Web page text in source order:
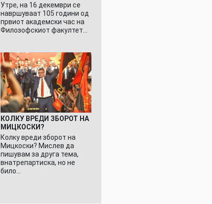
Утре, на 16 декември се
навршуваат 105 години од
првиот академски час на
Филозофскиот факултет…
КОЛКУ ВРЕДИ ЗБОРОТ НА
МИЦКОСКИ?
Колку вреди зборот на
Мицкоски? Мислев да
пишувам за друга тема,
внатрепартиска, но не
било…